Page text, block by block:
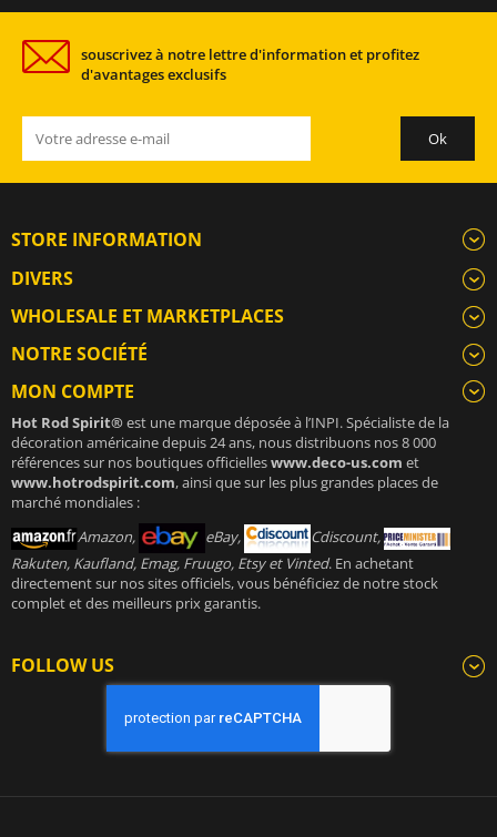
souscrivez à notre lettre d'information et profitez
d'avantages exclusifs
STORE INFORMATION
DIVERS
WHOLESALE ET MARKETPLACES
NOTRE SOCIÉTÉ
MON COMPTE
Hot Rod Spirit®est une marque déposée à l’INPI. Spécialiste de la
décoration américaine depuis 24 ans, nous distribuons nos 8 000
références sur nos boutiques officielleswww.deco-us.com et
www.hotrodspirit.com, ainsi que sur les plus grandes places de
marché mondiales :
Amazon,
eBay,
Cdiscount,
Rakuten, Kaufland, Emag, Fruugo, Etsy et Vinted. En achetant
directement sur nos sites officiels, vous bénéficiez de notre stock
complet et des meilleurs prix garantis.
FOLLOW US